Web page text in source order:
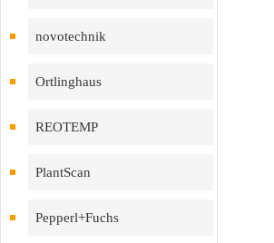
novotechnik
Ortlinghaus
REOTEMP
PlantScan
Pepperl+Fuchs